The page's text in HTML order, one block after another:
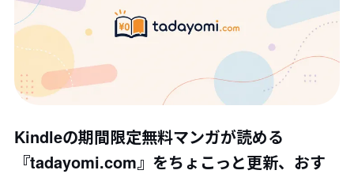
Kindleの期間限定無料マンガが読める
『tadayomi.com』をちょこっと更新、おす